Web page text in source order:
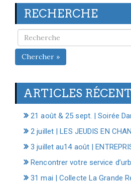
RECHERCHE
Chercher »
ARTICLES
21 août & 25 sept. | Soirée
2 juillet | LES JEUDIS EN
3 juillet au14 août |
Rencontrer votre service
31 mai | Collecte La Grande